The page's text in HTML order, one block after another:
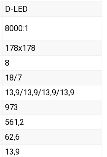
D-LED
8000:1
178x178
8
18/7
13,9/13,9/13,9/13,9
973
561,2
62,6
13,9